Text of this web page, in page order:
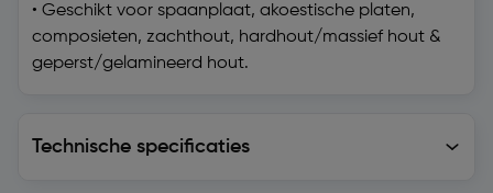
• Geschikt voor spaanplaat, akoestische platen,
composieten, zachthout, hardhout/massief hout &
geperst/gelamineerd hout.
Technische specificaties